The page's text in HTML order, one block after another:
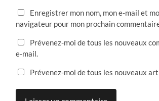
Enregistrer mon nom, mon e-mail et
navigateur pour mon prochain
Prévenez-moi de tous les nouveaux
e-mail.
Prévenez-moi de tous les nouveaux